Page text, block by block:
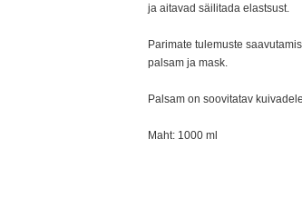
ja aitavad säilitada elastsust.
Parimate tulemuste
palsam ja mask.
Palsam on soovitatav
Maht: 1000 ml